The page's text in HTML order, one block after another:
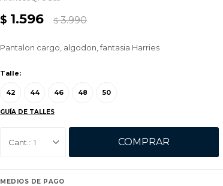
$ 1.596 $ 3.990
Pantalon cargo, algodon, fantasia Harries
Talle:
42 44 46 48 50
GUÍA DE TALLES
1 COMPRAR
MEDIOS DE PAGO